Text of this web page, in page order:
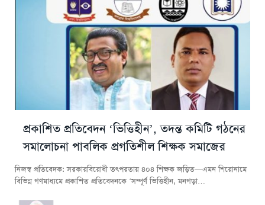
প্রকাশিত প্রতিবেদন ‘ভিত্তিহীন’, তদন্ত কমিটি গঠনের
সমালোচনা পাবলিক প্রগতিশীল শিক্ষক সমাজের
নিজস্ব প্রতিবেদক: সরকারবিরোধী তৎপরতায় ৪০৪ শিক্ষক জড়িত—এমন শিরোনামে
বিভিন্ন গণমাধ্যমে প্রকাশিত প্রতিবেদনকে ‘সম্পূর্ণ ভিত্তিহীন, মনগড়া…